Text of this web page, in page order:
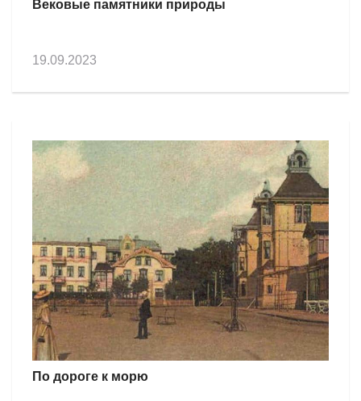
Вековые памятники природы
19.09.2023
По дороге к морю